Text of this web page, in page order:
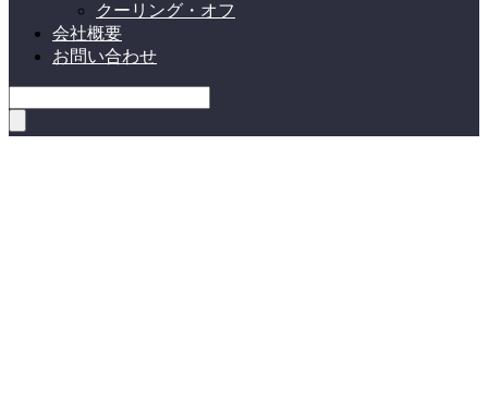
クーリング・オフ
会社概要
お問い合わせ